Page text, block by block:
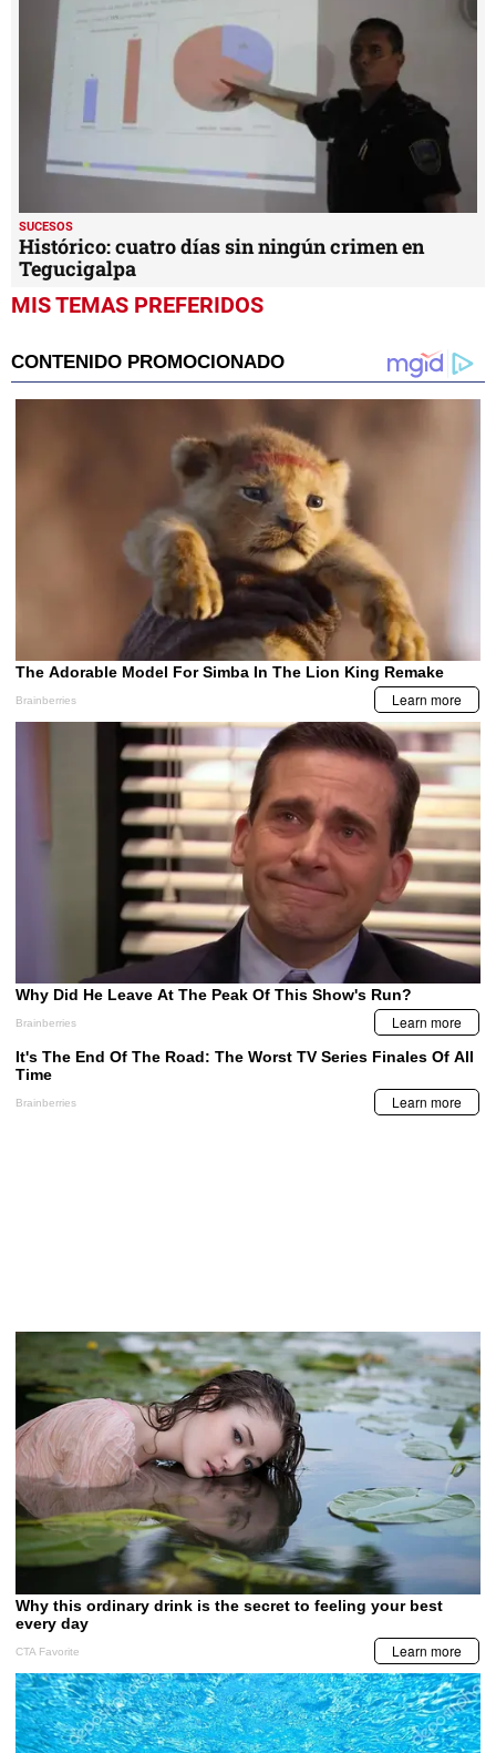
SUCESOS
Histórico: cuatro días sin ningún crimen en
Tegucigalpa
MIS TEMAS PREFERIDOS